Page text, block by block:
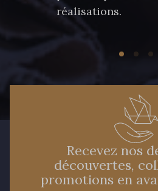
réalisations.
Recevez nos
découvertes,
promotions en